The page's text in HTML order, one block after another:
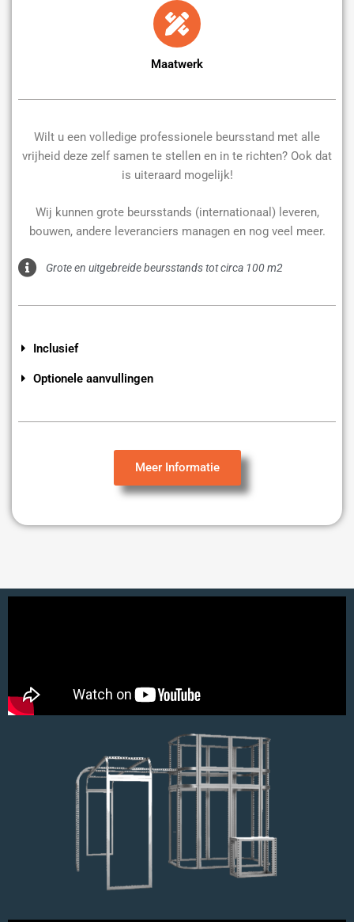
Maatwerk
Wilt u een volledige professionele beursstand met alle
vrijheid deze zelf samen te stellen en in te richten? Ook dat
is uiteraard mogelijk!
Wij kunnen grote beursstands (internationaal) leveren,
bouwen, andere leveranciers managen en nog veel meer.
Grote en uitgebreide beursstands tot circa 100 m2
Inclusief
Optionele aanvullingen
Meer Informatie